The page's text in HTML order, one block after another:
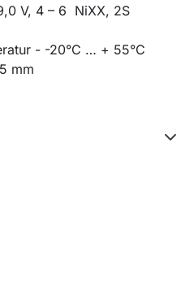
V, 4 – 6 NiXX, 2S
- -20°C … + 55°C
mm